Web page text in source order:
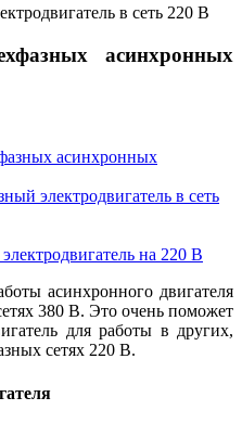
в сеть 220 В
асинхронных
асинхронных
электродвигатель в сеть
на 220 В
асинхронного двигателя
380 В. Это очень поможет
для работы в других,
сетях 220 В.